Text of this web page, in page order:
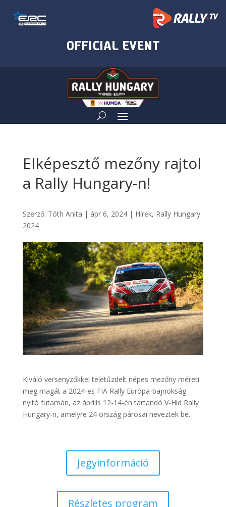
Elképesztő mezőny rajtol
a Rally Hungary-n!
Szerző: Tóth Anita | ápr 6, 2024| Hírek, Rally Hungary
2024
Kiváló versenyzőkkel teletűzdelt népes mezőny méreti
meg magát a 2024-es FIA Rally Európa-bajnokság
nyitó futamán, az április 12-14-én tartandó V-Híd Rally
Hungary-n, amelyre 24 ország párosai neveztek be.
Jegyinformáció
Részletes program